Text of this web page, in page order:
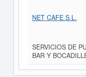
NET CAFE S.L.
SERVICIOS DE
BAR Y